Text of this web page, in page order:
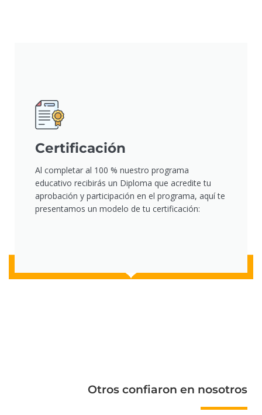
Certificación
Al completar al 100 % nuestro programa
educativo recibirás un Diploma que acredite tu
aprobación y participación en el programa, aquí te
presentamos un modelo de tu certificación:
Otros confiaron en nosotros